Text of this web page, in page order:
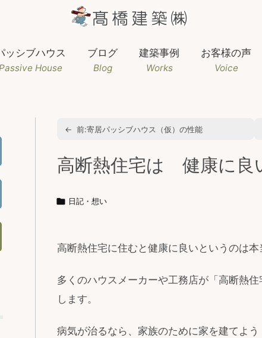
ッシブハウス
House
ブログ
Blog
建築事例
Works
お客様の声
Voice
← 前:寄居パッシブハウス（仮）の性能
高断熱住宅は 健康に良
 日記・想い
高断熱住宅に住むと健康に良いというのは本
多くのハウスメーカーや工務店が「高断熱
します。
病気が治るなら、家族のために家を建てよう